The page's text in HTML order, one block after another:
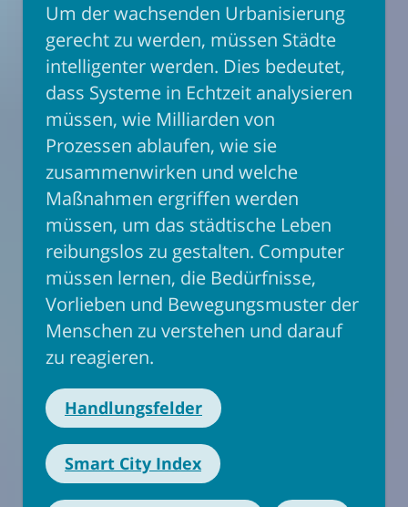
Um der wachsenden Urbanisierung
gerecht zu werden, müssen Städte
intelligenter werden. Dies bedeutet,
dass Systeme in Echtzeit analysieren
müssen, wie Milliarden von
Prozessen ablaufen, wie sie
zusammenwirken und welche
Maßnahmen ergriffen werden
müssen, um das städtische Leben
reibungslos zu gestalten. Computer
müssen lernen, die Bedürfnisse,
Vorlieben und Bewegungsmuster der
Menschen zu verstehen und darauf
zu reagieren.
Handlungsfelder
Smart City Index